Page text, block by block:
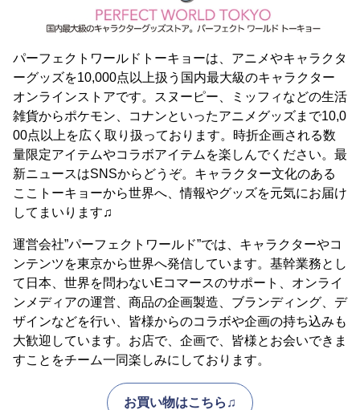
パーフェクトワールドトーキョーは、アニメやキャラクタ
ーグッズを10,000点以上扱う国内最大級のキャラクター
オンラインストアです。スヌーピー、ミッフィなどの生活
雑貨からポケモン、コナンといったアニメグッズまで10,0
00点以上を広く取り扱っております。時折企画される数
量限定アイテムやコラボアイテムを楽しんでください。最
新ニュースはSNSからどうぞ。キャラクター文化のある
ここトーキョーから世界へ、情報やグッズを元気にお届け
してまいります♫
運営会社”パーフェクトワールド”では、キャラクターやコ
ンテンツを東京から世界へ発信しています。基幹業務とし
て日本、世界を問わないEコマースのサポート、オンライ
ンメディアの運営、商品の企画製造、ブランディング、デ
ザインなどを行い、皆様からのコラボや企画の持ち込みも
大歓迎しています。お店で、企画で、皆様とお会いできま
すことをチーム一同楽しみにしております。
お買い物はこちら♫